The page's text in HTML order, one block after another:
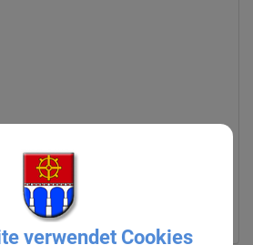
verwendet Cookies